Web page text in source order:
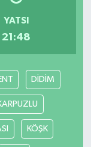
YATSI
21:48
DİDİM
KÖŞK